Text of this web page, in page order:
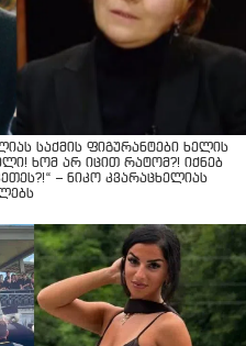
საქმის ფიგურანტები ხელის
ხომ არ იცით რატომ?! იქნებ
– ნიკო კვარაცხელიას